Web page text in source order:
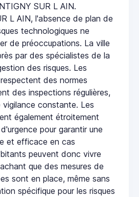
SUR L AIN.
L AIN, l'absence de plan de
technologiques ne
de préoccupations. La ville
par des spécialistes de la
des risques. Les
des normes
des inspections régulières,
vigilance constante. Les
également étroitement
pour garantir une
et efficace en cas
peuvent donc vivre
que des mesures de
sont en place, même sans
spécifique pour les risques